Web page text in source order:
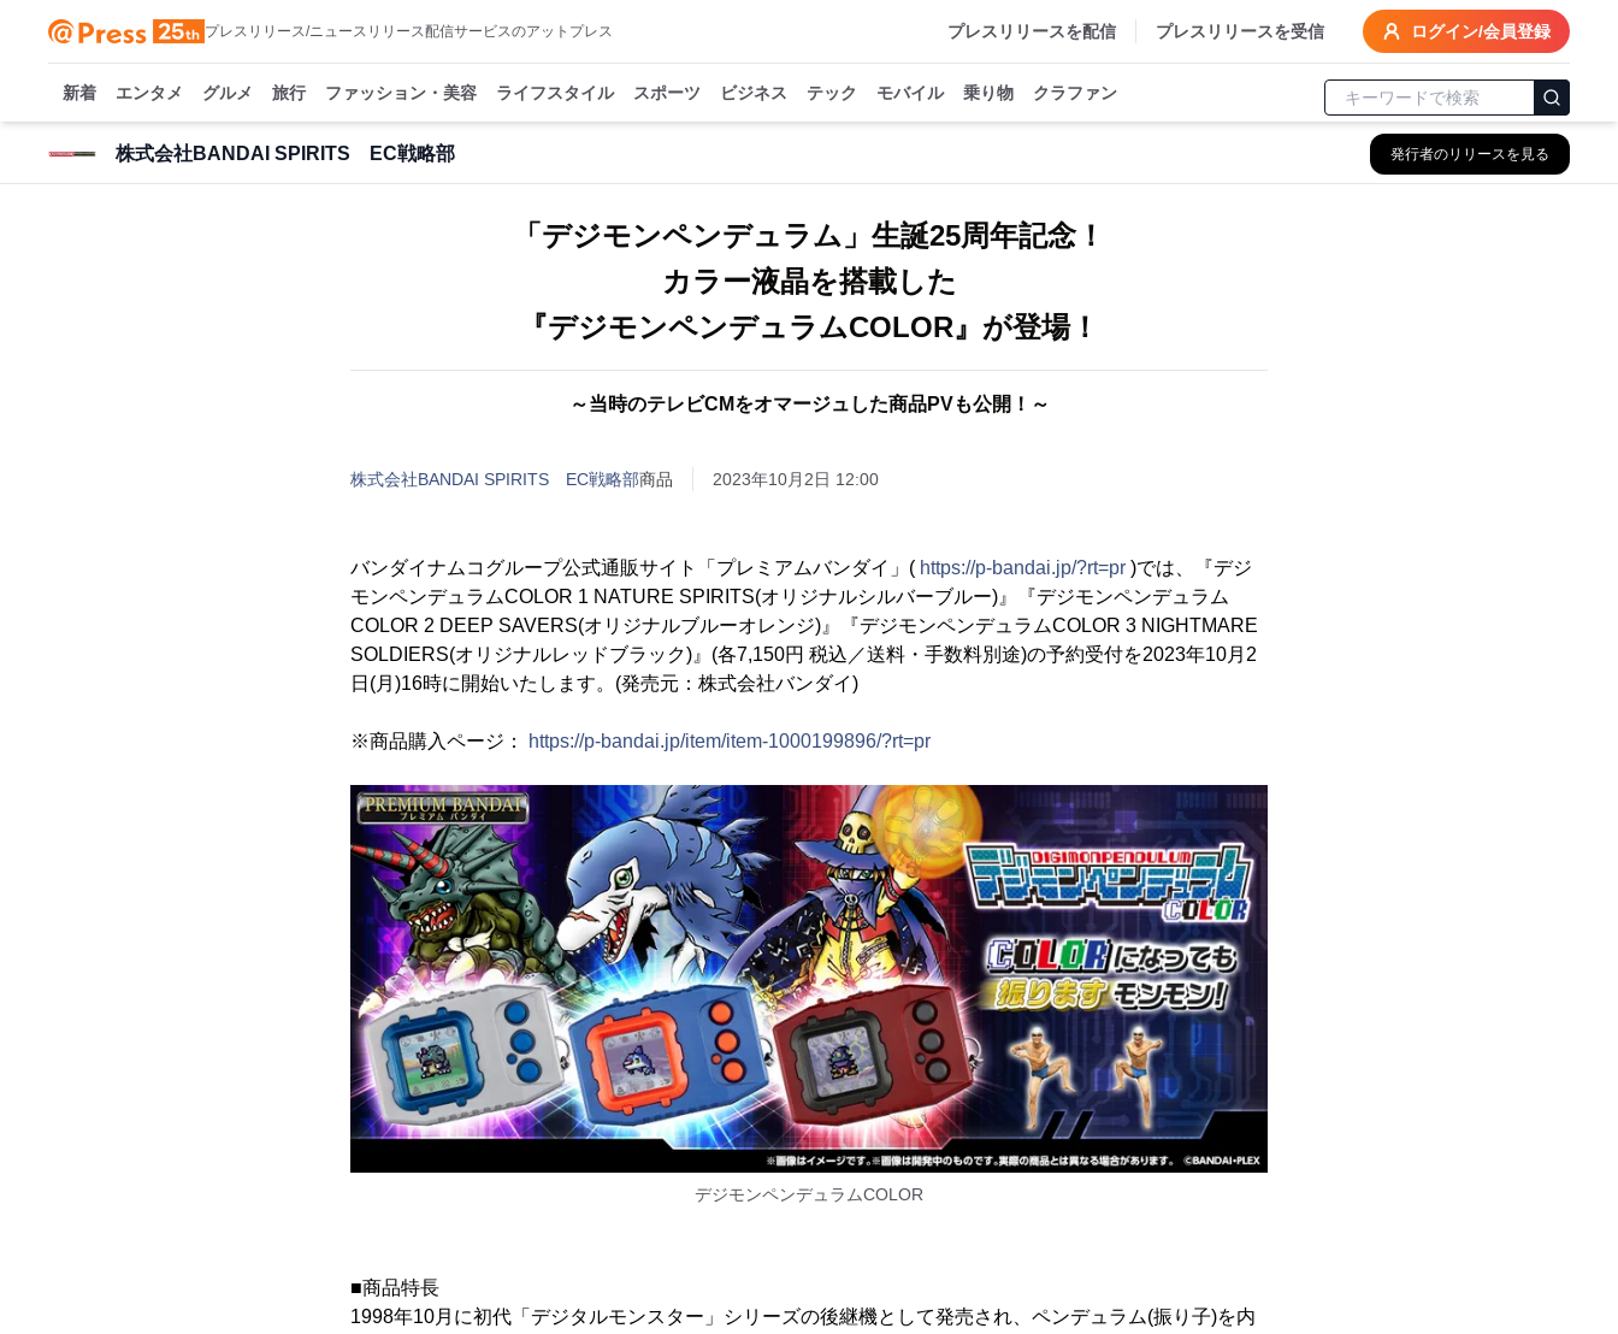
プレスリリース/ニュースリリース配信サービスのアットプレス プレスリリースを配信 プレスリリースを受信 ログイン/会員登録
新着 エンタメ グルメ 旅行 ファッション・美容 ライフスタイル スポーツ ビジネス テック モバイル 乗り物 クラファン
株式会社BANDAI SPIRITS EC戦略部 発行者のリリースを見る
「デジモンペンデュラム」生誕25周年記念！
カラー液晶を搭載した
『デジモンペンデュラムCOLOR』が登場！
～当時のテレビCMをオマージュした商品PVも公開！～
株式会社BANDAI SPIRITS EC戦略部商品 2023年10月2日 12:00
バンダイナムコグループ公式通販サイト「プレミアムバンダイ」( https://p-bandai.jp/?rt=pr )では、『デジ
モンペンデュラムCOLOR 1 NATURE SPIRITS(オリジナルシルバーブルー)』『デジモンペンデュラム
COLOR 2 DEEP SAVERS(オリジナルブルーオレンジ)』『デジモンペンデュラムCOLOR 3 NIGHTMARE
SOLDIERS(オリジナルレッドブラック)』(各7,150円 税込／送料・手数料別途)の予約受付を2023年10月2
日(月)16時に開始いたします。(発売元：株式会社バンダイ)
※商品購入ページ： https://p-bandai.jp/item/item-1000199896/?rt=pr
デジモンペンデュラムCOLOR
■商品特長
1998年10月に初代「デジタルモンスター」シリーズの後継機として発売され、ペンデュラム(振り子)を内